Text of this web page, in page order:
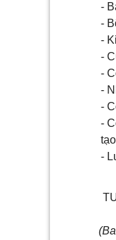
-
-
-
-
-
-
-
-
-